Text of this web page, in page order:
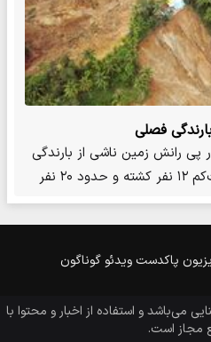
پی رانش زمین ناشی از بارندگی
شدید در مرکز این کشور دست‌کم ۱۲ نفر کشته و حدود ۲۰ نفر
پاکدست ویدئو گوناگون
می‌باشد و استفاده از اخبار و محتوا با
مجاز است.